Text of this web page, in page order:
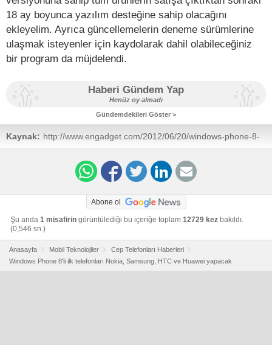
18 ay boyunca yazılım desteğine sahip olacağını
ekleyelim. Ayrıca güncellemelerin deneme sürümlerine
ulaşmak isteyenler için kaydolarak dahil olabileceğiniz
bir program da müjdelendi.
Haberi Gündem Yap
Henüz oy almadı
Gündemdekileri Göster >
Kaynak: http://www.engadget.com/2012/06/20/windows-phone-8-
to-start-on-htc-huawei-nokia-and-samsung/
Abone ol
Şu anda 1 misafirin görüntülediği bu içeriğe toplam 12729 kez bakıldı.
(0,546 sn.)
Anasayfa Mobil Teknolojiler
Cep Telefonları Haberleri
Windows Phone 8'li ilk telefonları Nokia, Samsung, HTC ve Huawei yapacak